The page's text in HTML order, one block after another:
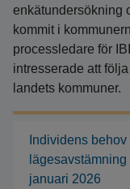
enkätundersökning
kommit i
processledare för
intresserade att
landets kommuner.
Individens
januari 2026